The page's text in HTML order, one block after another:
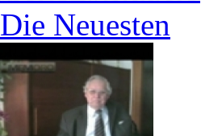
Die Neuesten